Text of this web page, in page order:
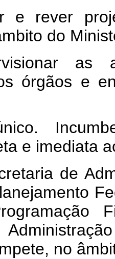
e rever
do
as
órgãos e
e imediata
de
no